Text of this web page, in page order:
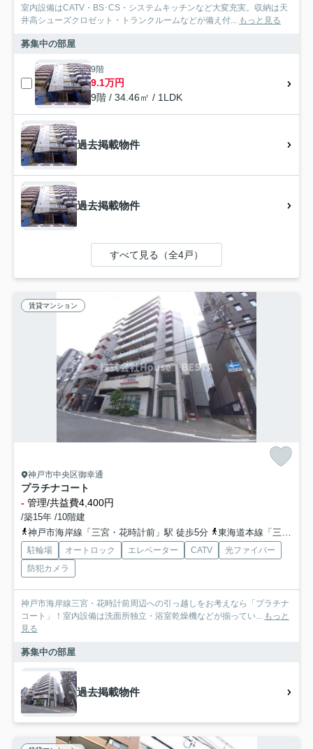
室内設備はCATV・BS･CS・システムキッチンなど大変充実。収納は天
井高シューズクロゼット・トランクルームなどが備え付... もっと見る
募集中の部屋
9階
9.1万円
9階 / 34.46㎡ / 1LDK
過去掲載物件
過去掲載物件
すべて見る（全4戸）
賃貸マンション
神戸市中央区御幸通
プラチナコート
- 管理/共益費4,400円
/築15年 /10階建
神戸市海岸線「三宮・花時計前」駅 徒歩5分
東海道本線「三ノ宮」駅 徒歩7分
駐輪場 オートロック エレベーター CATV
光ファイバー
防犯カメラ
神戸市海岸線三宮・花時計前周辺への引っ越しをお考えなら「プラチナ
コート」！室内設備は洗面所独立・浴室乾燥機などが揃ってい... もっと
見る
募集中の部屋
過去掲載物件